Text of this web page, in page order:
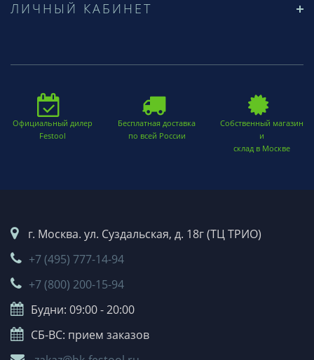
ЛИЧНЫЙ КАБИНЕТ
Официальный дилер
Festool
Бесплатная доставка
по всей России
Собственный магазин
и
склад в Москве
г. Москва. ул. Суздальская, д. 18г (ТЦ ТРИО)
+7 (495) 777-14-94
+7 (800) 200-15-94
Будни: 09:00 - 20:00
СБ-ВС: прием заказов